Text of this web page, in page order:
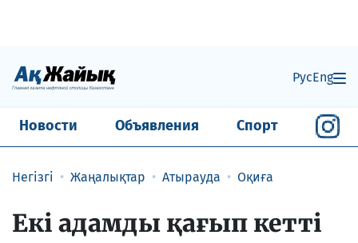
РусEng
Новости Объявления Спорт
Негізгі Жаңалықтар Атырауда Оқиға
Екі адамды қағып кетті